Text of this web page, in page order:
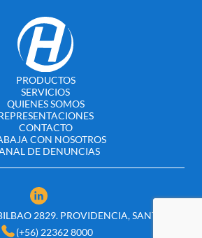
PRODUCTOS
SERVICIOS
QUIENES SOMOS
CONTACTO
CON NOSOTROS
DE DENUNCIAS
2829. PROVIDENCIA, SANTIAGO
(+56) 22362 8000